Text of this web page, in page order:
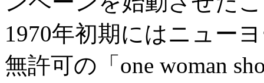
1970年初期にはニュー
無許可の「one woman